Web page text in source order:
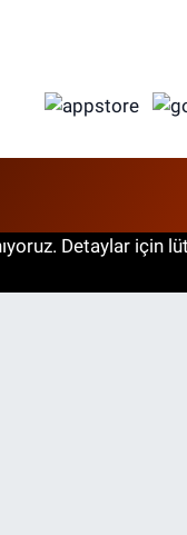
Detaylar için